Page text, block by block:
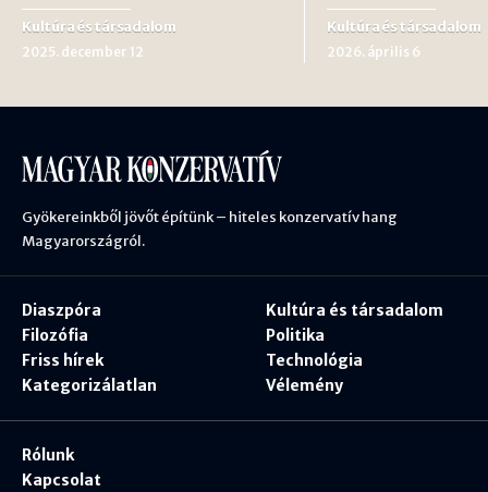
Kultúra és társadalom
2025. december 12
Kultúra és társadalom
2026. április 6
Gyökereinkből jövőt építünk – hiteles konzervatív hang
Magyarországról.
Diaszpóra
Filozófia
Friss hírek
Kategorizálatlan
Kultúra és társadalom
Politika
Technológia
Vélemény
Rólunk
Kapcsolat